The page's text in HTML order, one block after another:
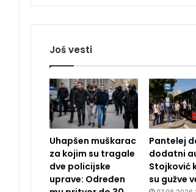
Još vesti
Uhapšen muškarac
za kojim su tragale
dve policijske
uprave: Određen
Pantelej
dodatni
Stojković
su gužve